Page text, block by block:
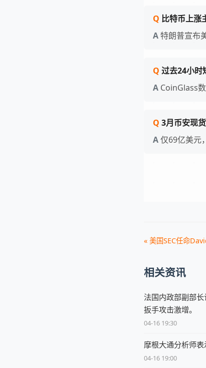
比特币上涨
特朗普宣布
过去24小时
CoinGlass
3月币安现
仅69亿美元
« 美国SEC任命
相关资讯
法国内政部副部
扳手攻击激增。
04-16 19:30
摩根大通分析师
04-16 19:00